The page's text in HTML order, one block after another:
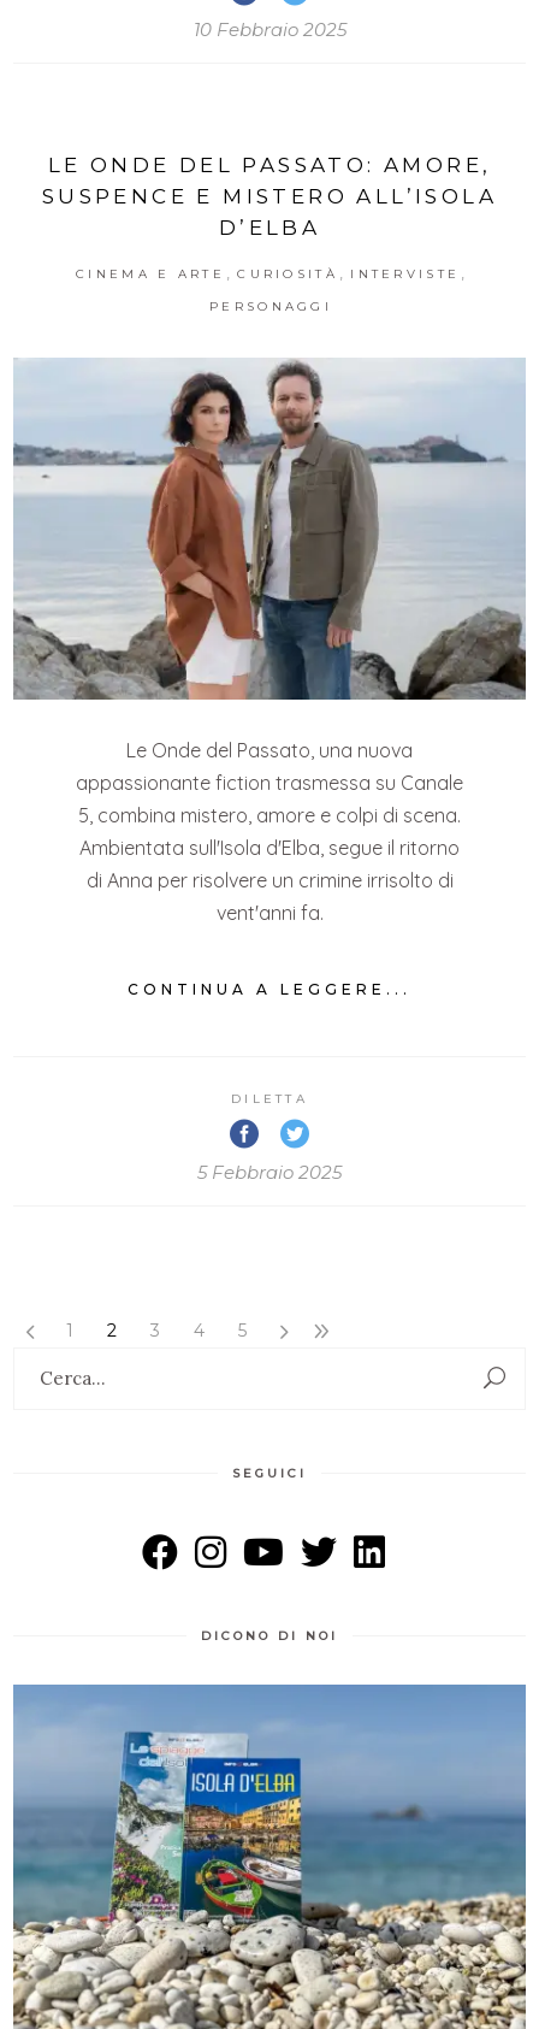
10 Febbraio 2025
LE ONDE DEL PASSATO: AMORE,
SUSPENCE E MISTERO ALL’ISOLA
D’ELBA
CINEMA E ARTE CURIOSITÀ INTERVISTE
PERSONAGGI
Le Onde del Passato, una nuova
appassionante fiction trasmessa su Canale
5, combina mistero, amore e colpi di scena.
Ambientata sull'Isola d'Elba, segue il ritorno
di Anna per risolvere un crimine irrisolto di
vent'anni fa.
CONTINUA A LEGGERE...
DILETTA
5 Febbraio 2025
1 2 3 4 5
SEGUICI
DICONO DI NOI